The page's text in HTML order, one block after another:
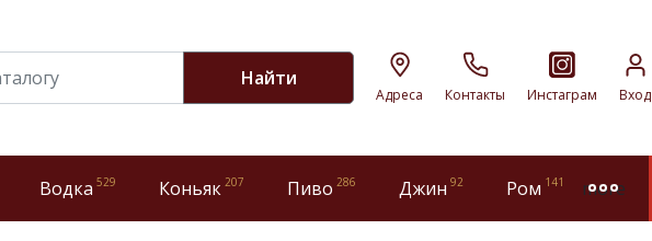
Найти
Адреса Контакты Инстаграм Вход
Водка 529 Коньяк 207 Пиво 286 Джин 92 Ром 141 more